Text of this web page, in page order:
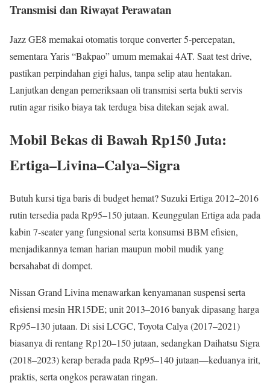
Transmisi dan Riwayat Perawatan
Jazz GE8 memakai otomatis torque converter 5‑percepatan,
sementara Yaris “Bakpao” umum memakai 4AT. Saat test drive,
pastikan perpindahan gigi halus, tanpa selip atau hentakan.
Lanjutkan dengan pemeriksaan oli transmisi serta bukti servis
rutin agar risiko biaya tak terduga bisa ditekan sejak awal.
Mobil Bekas di Bawah Rp150 Juta:
Ertiga–Livina–Calya–Sigra
Butuh kursi tiga baris di budget hemat? Suzuki Ertiga 2012–2016
rutin tersedia pada Rp95–150 jutaan. Keunggulan Ertiga ada pada
kabin 7‑seater yang fungsional serta konsumsi BBM efisien,
menjadikannya teman harian maupun mobil mudik yang
bersahabat di dompet.
Nissan Grand Livina menawarkan kenyamanan suspensi serta
efisiensi mesin HR15DE; unit 2013–2016 banyak dipasang harga
Rp95–130 jutaan. Di sisi LCGC, Toyota Calya (2017–2021)
biasanya di rentang Rp120–150 jutaan, sedangkan Daihatsu Sigra
(2018–2023) kerap berada pada Rp95–140 jutaan—keduanya irit,
praktis, serta ongkos perawatan ringan.